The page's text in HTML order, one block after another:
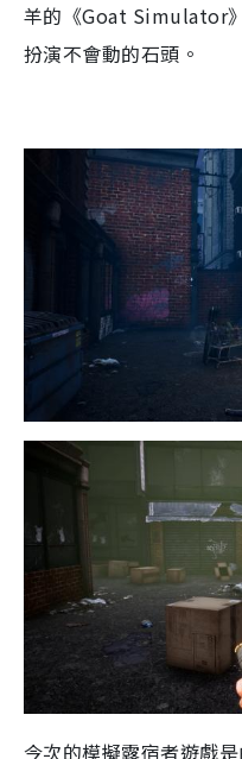
羊的《Goat Simulator
扮演不會動的石頭。
今次的模擬露宿者遊戲是